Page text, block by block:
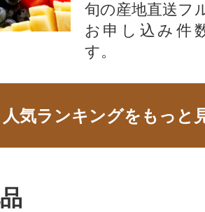
旬の産地直送フ
お申し込み件
す。
人気ランキングをもっと